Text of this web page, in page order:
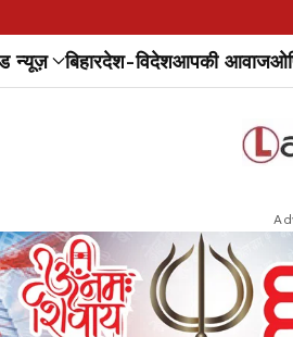
न्यूज़ बिहारदेश-विदेशआपकी आवाज